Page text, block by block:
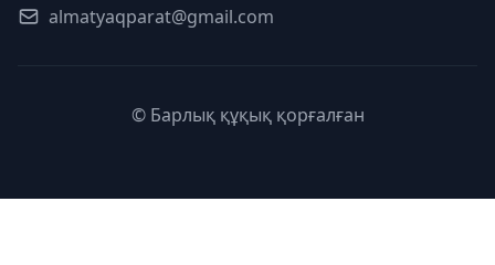
almatyaqparat@gmail.com
© Барлық құқық қорғалған